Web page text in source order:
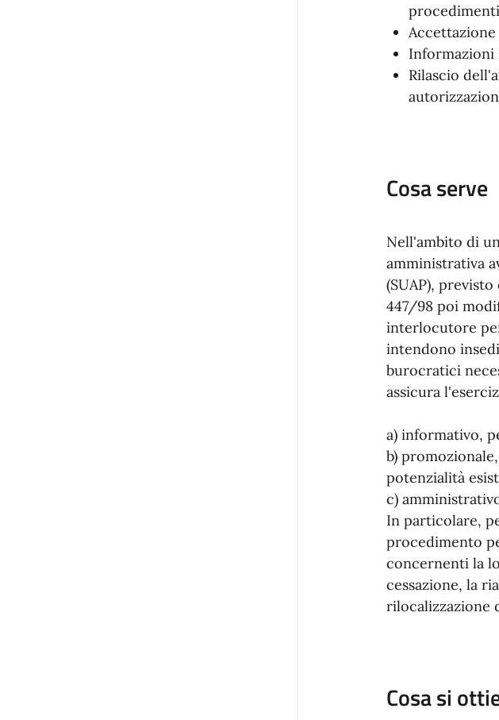
Informazioni
Rilascio
Cosa serve
Nell'ambito di
amministrativa
(SUAP),
447/98 poi
interlocutore
intendono
burocratici
assicura
a) informativo,
b)
potenzialità
c)
In particolare,
procedimento
concernenti la
cessazione, la
rilocalizzazione
Cosa si